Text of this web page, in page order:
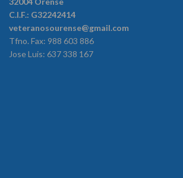
C.I.F.: G32242414
veteranosourense@gmail.com
Tfno. Fax: 988 603 886
Jose Luis: 637 338 167